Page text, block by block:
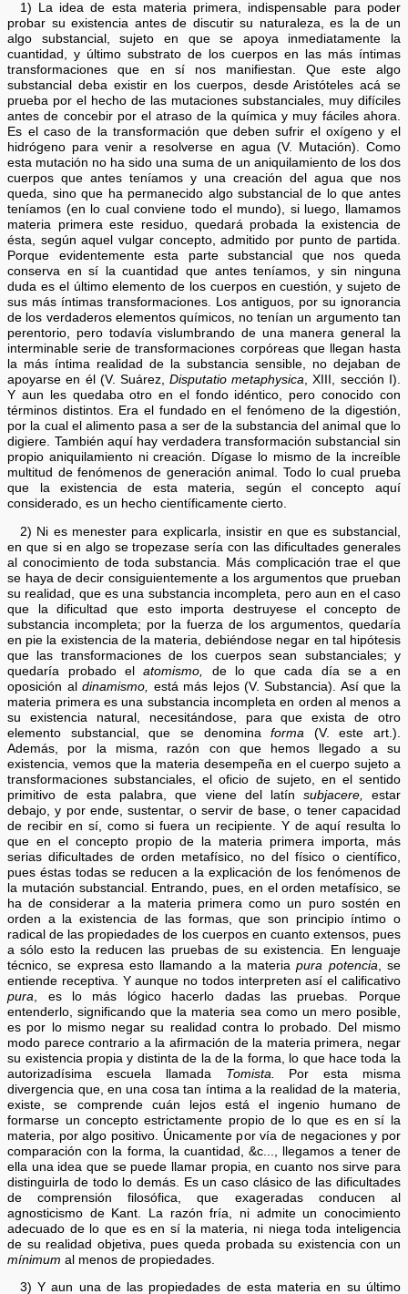
1) La idea de esta materia primera, indispensable para poder
probar su existencia antes de discutir su naturaleza, es la de un
algo substancial, sujeto en que se apoya inmediatamente la
cuantidad, y último substrato de los cuerpos en las más íntimas
transformaciones que en sí nos manifiestan. Que este algo
substancial deba existir en los cuerpos, desde Aristóteles acá se
prueba por el hecho de las mutaciones substanciales, muy difíciles
antes de concebir por el atraso de la química y muy fáciles ahora.
Es el caso de la transformación que deben sufrir el oxígeno y el
hidrógeno para venir a resolverse en agua (V. Mutación). Como
esta mutación no ha sido una suma de un aniquilamiento de los dos
cuerpos que antes teníamos y una creación del agua que nos
queda, sino que ha permanecido algo substancial de lo que antes
teníamos (en lo cual conviene todo el mundo), si luego, llamamos
materia primera este residuo, quedará probada la existencia de
ésta, según aquel vulgar concepto, admitido por punto de partida.
Porque evidentemente esta parte substancial que nos queda
conserva en sí la cuantidad que antes teníamos, y sin ninguna
duda es el último elemento de los cuerpos en cuestión, y sujeto de
sus más íntimas transformaciones. Los antiguos, por su ignorancia
de los verdaderos elementos químicos, no tenían un argumento tan
perentorio, pero todavía vislumbrando de una manera general la
interminable serie de transformaciones corpóreas que llegan hasta
la más íntima realidad de la substancia sensible, no dejaban de
apoyarse en él (V. Suárez,Disputatio metaphysica, XIII, sección I).
Y aun les quedaba otro en el fondo idéntico, pero conocido con
términos distintos. Era el fundado en el fenómeno de la digestión,
por la cual el alimento pasa a ser de la substancia del animal que lo
digiere. También aquí hay verdadera transformación substancial sin
propio aniquilamiento ni creación. Dígase lo mismo de la increíble
multitud de fenómenos de generación animal. Todo lo cual prueba
que la existencia de esta materia, según el concepto aquí
considerado, es un hecho científicamente cierto.
2) Ni es menester para explicarla, insistir en que es substancial,
en que si en algo se tropezase sería con las dificultades generales
al conocimiento de toda substancia. Más complicación trae el que
se haya de decir consiguientemente a los argumentos que prueban
su realidad, que es una substancia incompleta, pero aun en el caso
que la dificultad que esto importa destruyese el concepto de
substancia incompleta; por la fuerza de los argumentos, quedaría
en pie la existencia de la materia, debiéndose negar en tal hipótesis
que las transformaciones de los cuerpos sean substanciales; y
quedaría probado elatomismo,
de lo que cada día se a en
oposición aldinamismo,
está más lejos (V. Substancia). Así que la
materia primera es una substancia incompleta en orden al menos a
su existencia natural, necesitándose, para que exista de otro
elemento substancial, que se denominaforma (V. este art.).
Además, por la misma, razón con que hemos llegado a su
existencia, vemos que la materia desempeña en el cuerpo sujeto a
transformaciones substanciales, el oficio de sujeto, en el sentido
primitivo de esta palabra, que viene del latín subjacere,
estar
debajo, y por ende, sustentar, o servir de base, o tener capacidad
de recibir en sí, como si fuera un recipiente. Y de aquí resulta lo
que en el concepto propio de la materia primera importa, más
serias dificultades de orden metafísico, no del físico o científico,
pues éstas todas se reducen a la explicación de los fenómenos de
la mutación substancial. Entrando, pues, en el orden metafísico, se
ha de considerar a la materia primera como un puro sostén en
orden a la existencia de las formas, que son principio íntimo o
radical de las propiedades de los cuerpos en cuanto extensos, pues
a sólo esto la reducen las pruebas de su existencia. En lenguaje
técnico, se expresa esto llamando a la materiapura potencia , se
entiende receptiva. Y aunque no todos interpreten así el calificativo
pura , es lo más lógico hacerlo dadas las pruebas. Porque
entenderlo, significando que la materia sea como un mero posible,
es por lo mismo negar su realidad contra lo probado. Del mismo
modo parece contrario a la afirmación de la materia primera, negar
su existencia propia y distinta de la de la forma, lo que hace toda la
autorizadísima escuela llamada Tomista.
Por esta misma
divergencia que, en una cosa tan íntima a la realidad de la materia,
existe, se comprende cuán lejos está el ingenio humano de
formarse un concepto estrictamente propio de lo que es en sí la
materia, por algo positivo. Únicamente por vía de negaciones y por
comparación con la forma, la cuantidad, &c..., llegamos a tener de
ella una idea que se puede llamar propia, en cuanto nos sirve para
distinguirla de todo lo demás. Es un caso clásico de las dificultades
de comprensión filosófica, que exageradas conducen al
agnosticismo de Kant. La razón fría, ni admite un conocimiento
adecuado de lo que es en sí la materia, ni niega toda inteligencia
de su realidad objetiva, pues queda probada su existencia con un
mínimum al menos de propiedades.
3) Y aun una de las propiedades de esta materia en su último